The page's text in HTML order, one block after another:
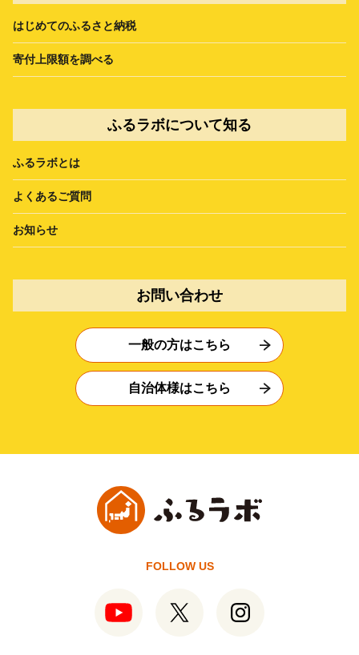
はじめてのふるさと納税
寄付上限額を調べる
ふるラボについて知る
ふるラボとは
よくあるご質問
お知らせ
お問い合わせ
一般の方はこちら
自治体様はこちら
FOLLOW US